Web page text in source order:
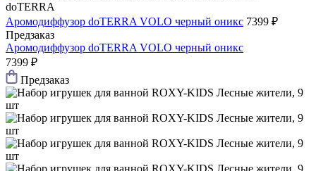
doTERRA
Аромодиффузор doTERRA VOLO черный оникс 7399 ₽
Предзаказ
Аромодиффузор doTERRA VOLO черный оникс
7399 ₽
Предзаказ